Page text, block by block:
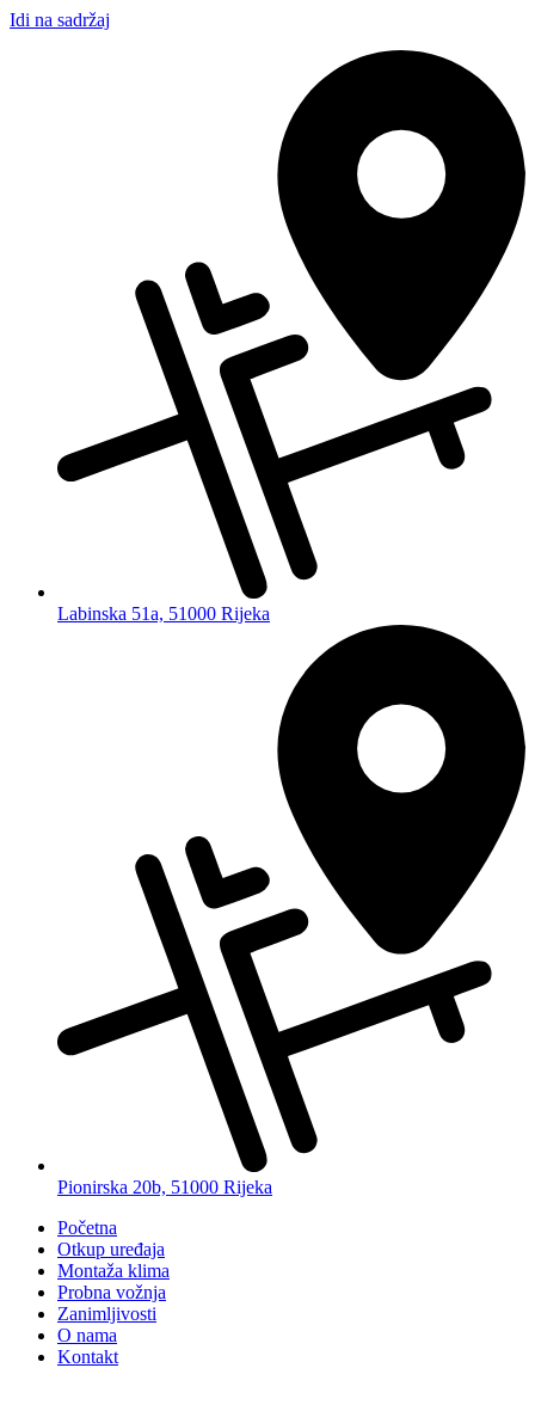
Idi na sadržaj
Labinska 51a, 51000 Rijeka
Pionirska 20b, 51000 Rijeka
Početna
Otkup uređaja
Montaža klima
Probna vožnja
Zanimljivosti
O nama
Kontakt